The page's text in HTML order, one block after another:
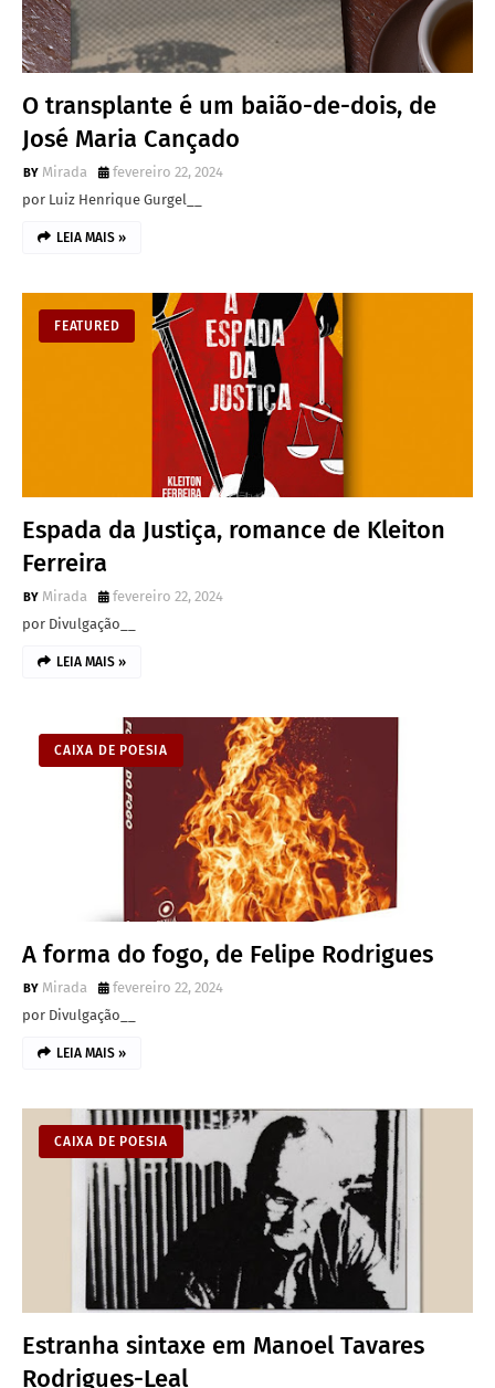
O transplante é um baião-de-dois, de
José Maria Cançado
Mirada
fevereiro 22, 2024
por Luiz Henrique Gurgel__
LEIA MAIS »
FEATURED
Espada da Justiça, romance de Kleiton
Ferreira
Mirada
fevereiro 22, 2024
por Divulgação__
LEIA MAIS »
CAIXA DE POESIA
A forma do fogo, de Felipe Rodrigues
Mirada
fevereiro 22, 2024
por Divulgação__
LEIA MAIS »
CAIXA DE POESIA
Estranha sintaxe em Manoel Tavares
Rodrigues-Leal